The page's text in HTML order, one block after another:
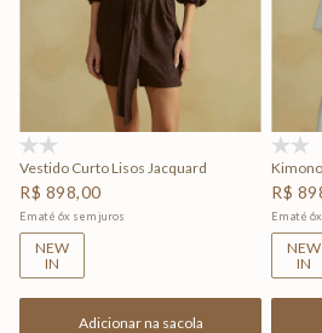
Vestido Curto Lisos Jacquard
R$ 898,00
Em até 6x sem juros
NEW
IN
Adicionar na sacola
R$
Em até 6x
NEW
IN